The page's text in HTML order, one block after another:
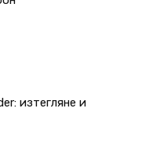
изтегляне и